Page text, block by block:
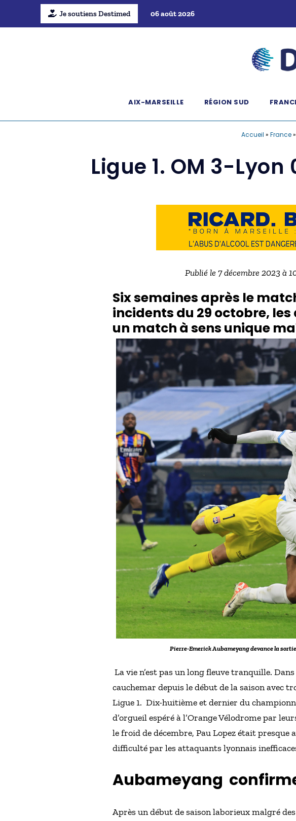
Je soutiens Destimed 06 août 2026
AIX-MARSEILLE RÉGION SUD
Accueil » France»
Ligue 1. OM 3-Lyon
Publié le 7 décembre 2023 à
Six semaines après le
incidents du 29 octobre,
un match à sens unique
Pierre-Emerick Aubameyang devance la
La vie n’est pas un long fleuve tranquille.
cauchemar depuis le début de la saison avec
Ligue 1. Dix-huitième et dernier du
d’orgueil espéré à l’Orange Vélodrome par
le froid de décembre, Pau Lopez était presque
difficulté par les attaquants lyonnais
Aubameyang
Après un début de saison laborieux malgré